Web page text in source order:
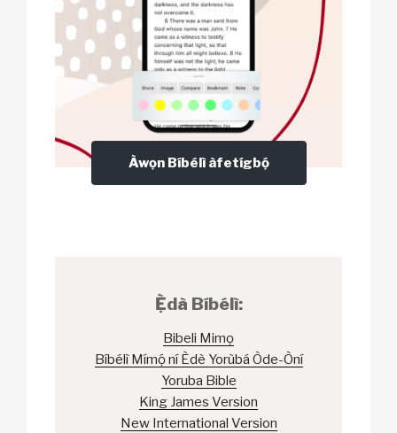
Àwọn Bíbélì àfetígbọ́
Ẹ̀dà Bíbélì:
Bibeli Mimọ
Bíbélì Mímọ́ ní Èdè Yorùbá Òde-Òní
Yoruba Bible
King James Version
New International Version